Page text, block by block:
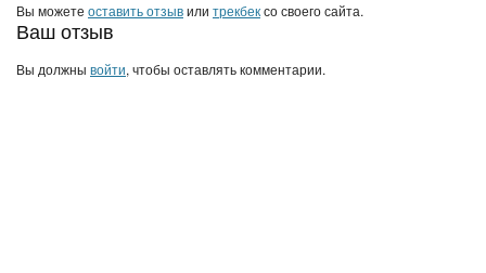
Вы можете оставить отзывили трекбексо своего сайта.
Ваш отзыв
Вы должны войти, чтобы оставлять комментарии.